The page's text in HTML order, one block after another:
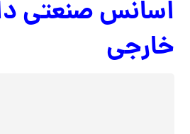
اسانس صنعتی
خارجی